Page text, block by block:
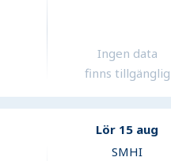
Ingen data
finns tillgänglig
Lör 15 aug
SMHI